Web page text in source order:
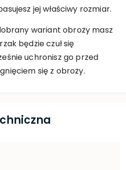
jej właściwy rozmiar.
wariant obroży masz
będzie czuł się
uchronisz go przed
się z obroży.